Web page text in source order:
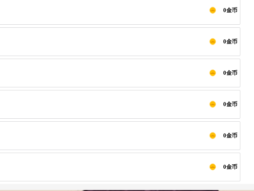
0金币
0金币
0金币
0金币
0金币
0金币